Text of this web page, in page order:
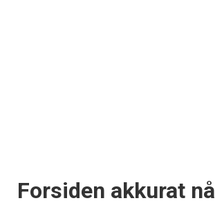
Forsiden akkurat nå